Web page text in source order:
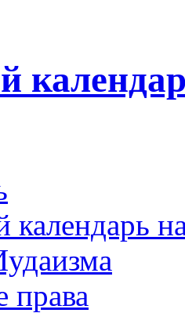
календарь
права